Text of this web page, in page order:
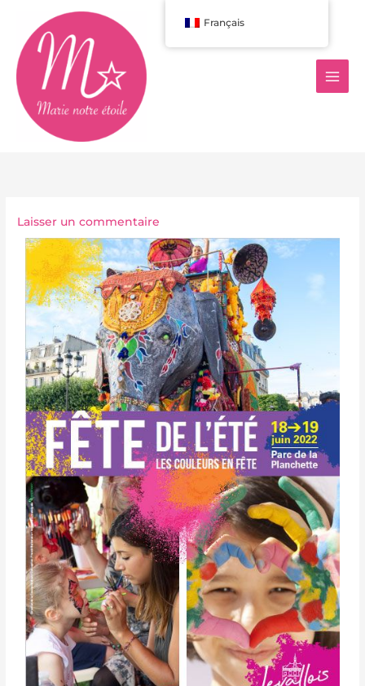
contenu
Laisser un commentaire
Français